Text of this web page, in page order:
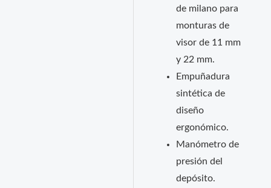
de milano para
monturas de
visor de 11 mm
y 22 mm.
Empuñadura
sintética de
diseño
ergonómico.
Manómetro de
presión del
depósito.